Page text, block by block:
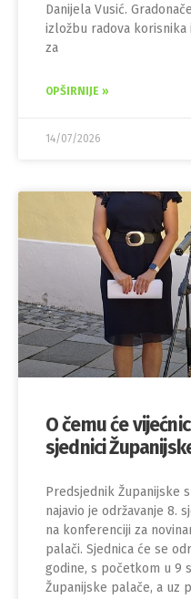
Danijela Vusić.
izložbu radova
za
OPŠIRNIJE »
14/07/2026
O čemu će
sjednici
Predsjednik Županijske
najavio je održavanje 8.
na konferenciji za
palači. Sjednica će se
godine, s početkom u 9
Županijske palače, a uz